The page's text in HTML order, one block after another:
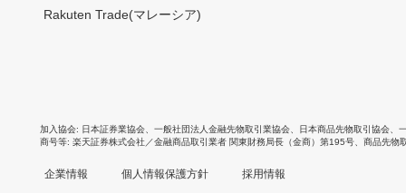
Rakuten Trade(マレーシア)
加入協会 日本証券業協会 一般社団法人金融先物取引業協会 日本商品先物取引協会
商号等 楽天証券株式会社／金融商品取引業者 関東財務局長（金商）第195号、商品先物
企業情報 個人情報保護方針 採用情報